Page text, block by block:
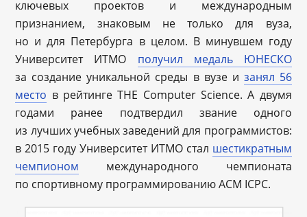
ключевых проектов и международным
признанием, знаковым не только для вуза,
но и для Петербурга в целом. В минувшем году
Университет ИТМО получил медаль ЮНЕСКО
за создание уникальной среды в вузе и занял 56
место в рейтинге THE Computer Science. А двумя
годами ранее подтвердил звание одного
из лучших учебных заведений для программистов:
в 2015 году Университет ИТМО стал шестикратным
чемпионом международного чемпионата
по спортивному программированию ACM ICPC.